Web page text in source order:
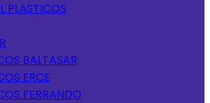
PLASTICOS
BALTASAR
ERCE
FERRANDO